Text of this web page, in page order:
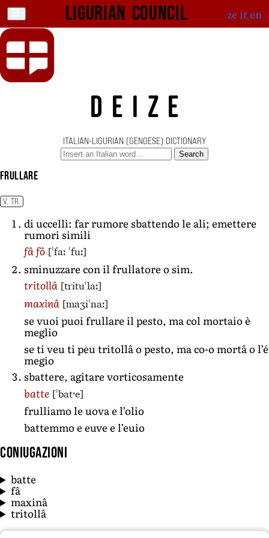
Ligurian Council ze iten
DEIZE
ITALIAN-LIGURIAN (GENOESE) DICTIONARY
Search
frullare
V. TR.
di uccelli: far rumore sbattendo le ali; emettere
rumori simili
fâ fô [ˈfaː ˈfuː]
sminuzzare con il frullatore o sim.
tritollâ [trituˈlaː]
maxinâ [maʒiˈnaː]
se vuoi puoi frullare il pesto, ma col mortaio è
meglio
se ti veu ti peu tritollâ o pesto, ma co-o mortâ o l’é
megio
sbattere, agitare vorticosamente
batte [ˈbatˑe]
frulliamo le uova e l’olio
battemmo e euve e l’euio
Coniugazioni
batte
fâ
maxinâ
tritollâ